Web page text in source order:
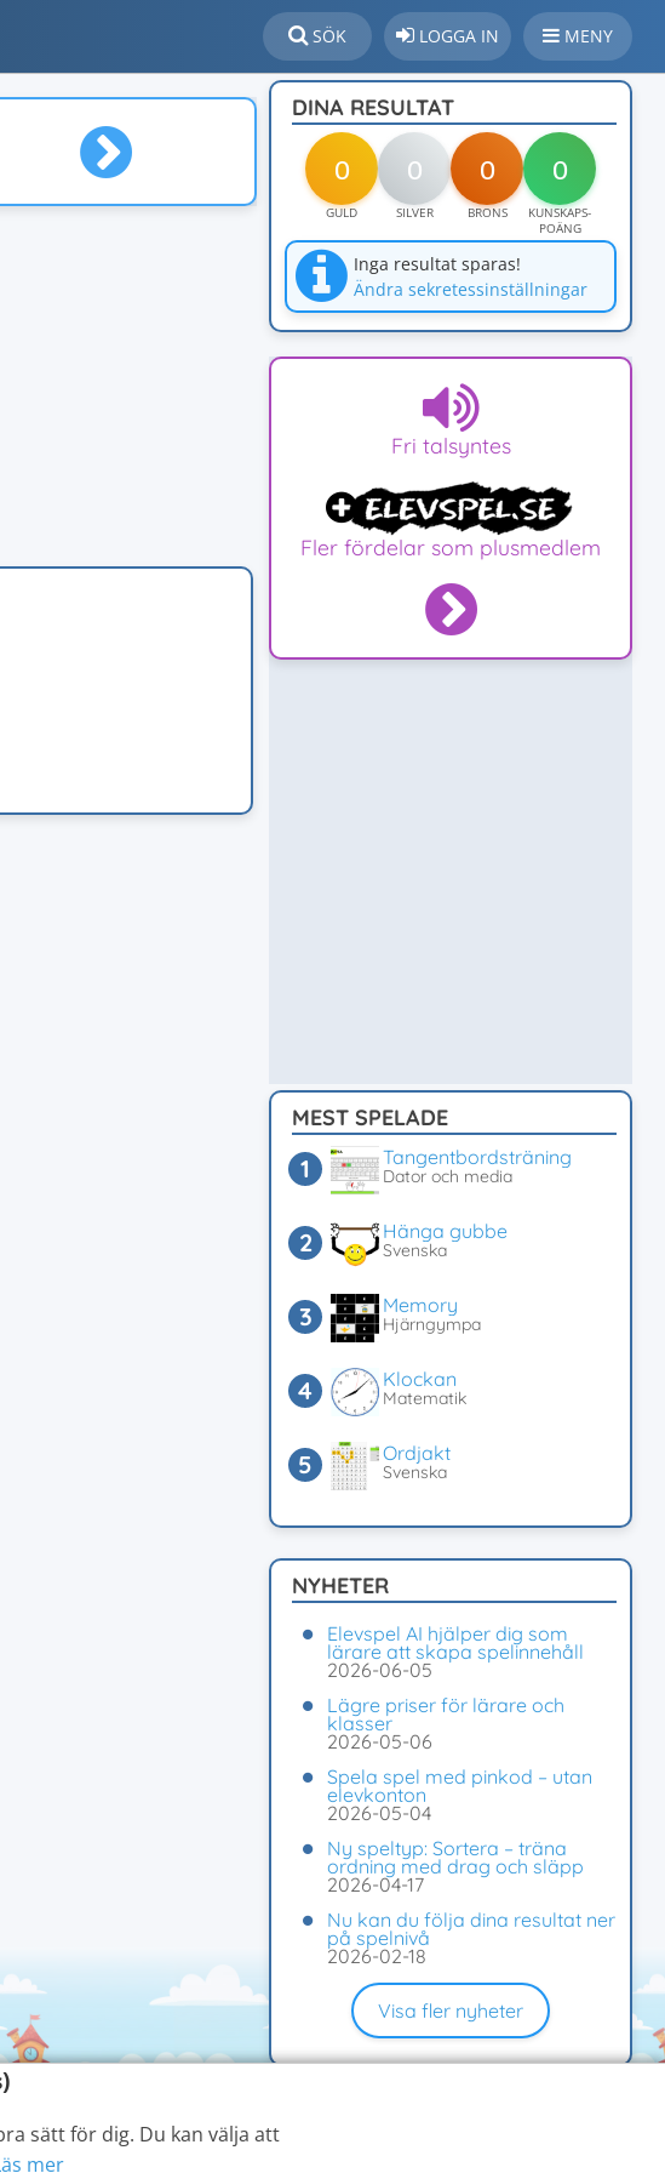
SÖK LOGGA IN MENY
DINA RESULTAT
0 0 0 0
GULD SILVER BRONS
KUNSKAPS-
POÄNG
Inga resultat sparas!
Ändra sekretessinställningar
Fri talsyntes
Fler fördelar som plusmedlem
MEST SPELADE
Tangentbordsträning
Dator och media
Hänga gubbe
Svenska
Memory
Hjärngympa
Klockan
Matematik
Ordjakt
Svenska
NYHETER
Elevspel AI hjälper dig som
lärare att skapa spelinnehåll
2026-06-05
Lägre priser för lärare och
klasser
2026-05-06
Spela spel med pinkod – utan
elevkonton
2026-05-04
Ny speltyp: Sortera – träna
ordning med drag och släpp
2026-04-17
Nu kan du följa dina resultat ner
på spelnivå
2026-02-18
Visa fler nyheter
sätt för dig. Du kan välja att
mer